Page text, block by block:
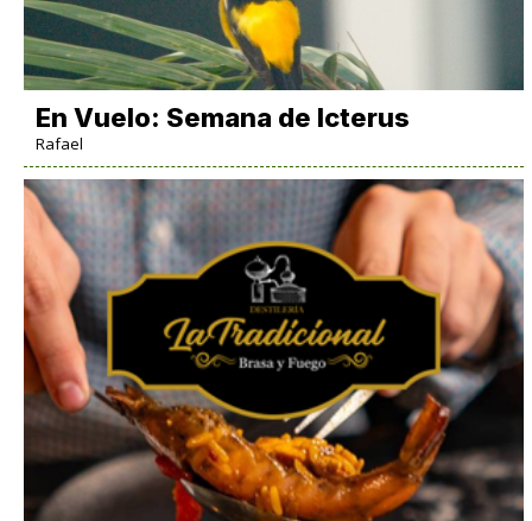
En Vuelo: Semana de Icterus
Rafael